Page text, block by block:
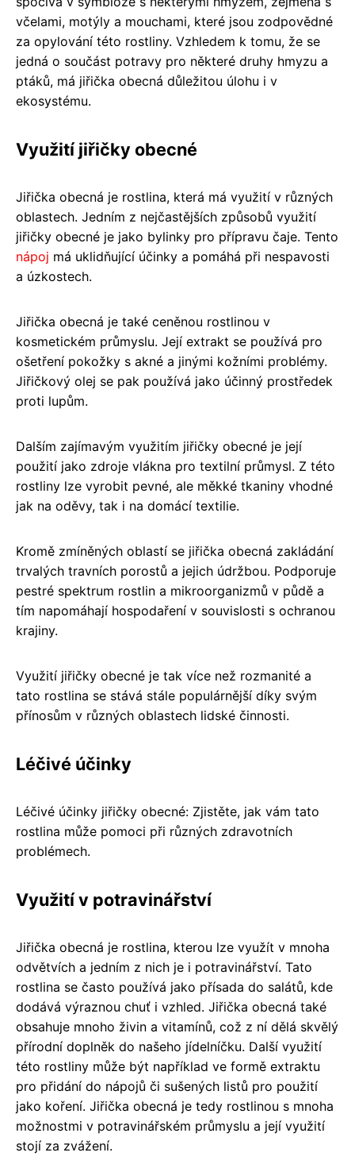
včelami, motýly a mouchami, které jsou zodpovědné
za opylování této rostliny. Vzhledem k tomu, že se
jedná o součást potravy pro některé druhy hmyzu a
ptáků, má jiřička obecná důležitou úlohu i v
ekosystému.
Využití jiřičky obecné
Jiřička obecná je rostlina, která má využití v různých
oblastech. Jedním z nejčastějších způsobů využití
jiřičky obecné je jako bylinky pro přípravu čaje. Tento
nápoj má uklidňující účinky a pomáhá při nespavosti
a úzkostech.
Jiřička obecná je také ceněnou rostlinou v
kosmetickém průmyslu. Její extrakt se používá pro
ošetření pokožky s akné a jinými kožními problémy.
Jiřičkový olej se pak používá jako účinný prostředek
proti lupům.
Dalším zajímavým využitím jiřičky obecné je její
použití jako zdroje vlákna pro textilní průmysl. Z této
rostliny lze vyrobit pevné, ale měkké tkaniny vhodné
jak na oděvy, tak i na domácí textilie.
Kromě zmíněných oblastí se jiřička obecná zakládání
trvalých travních porostů a jejich údržbou. Podporuje
pestré spektrum rostlin a mikroorganizmů v půdě a
tím napomáhají hospodaření v souvislosti s ochranou
krajiny.
Využití jiřičky obecné je tak více než rozmanité a
tato rostlina se stává stále populárnější díky svým
přínosům v různých oblastech lidské činnosti.
Léčivé účinky
Léčivé účinky jiřičky obecné: Zjistěte, jak vám tato
rostlina může pomoci při různých zdravotních
problémech.
Využití v potravinářství
Jiřička obecná je rostlina, kterou lze využít v mnoha
odvětvích a jedním z nich je i potravinářství. Tato
rostlina se často používá jako přísada do salátů, kde
dodává výraznou chuť i vzhled. Jiřička obecná také
obsahuje mnoho živin a vitamínů, což z ní dělá skvělý
přírodní doplněk do našeho jídelníčku. Další využití
této rostliny může být například ve formě extraktu
pro přidání do nápojů či sušených listů pro použití
jako koření. Jiřička obecná je tedy rostlinou s mnoha
možnostmi v potravinářském průmyslu a její využití
stojí za zvážení.